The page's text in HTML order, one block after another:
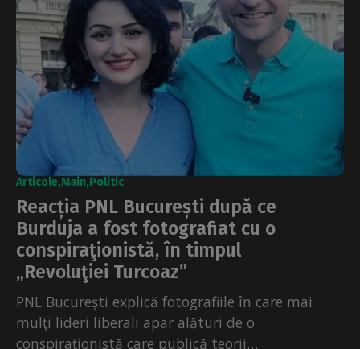
Articole Main Politic
Reacția PNL București după ce
Burduja a fost fotografiat cu o
conspiraţionistă, în timpul
„Revoluţiei Turcoaz”
PNL București explică fotografiile în care mai
mulţi lideri liberali apar alături de o
conspiraţionistă care publică teorii